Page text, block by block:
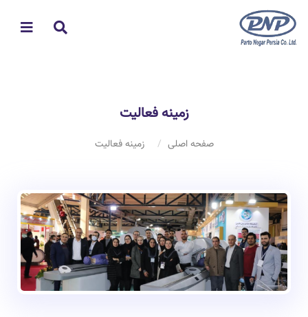
زمینه فعالیت
صفحه اصلی زمینه فعالیت